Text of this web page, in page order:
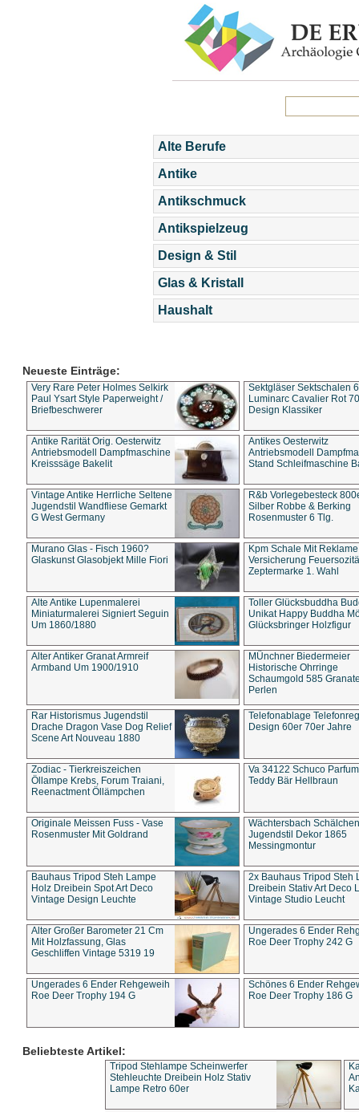
Alte Berufe
Antike
Antikschmuck
Antikspielzeug
Design & Stil
Glas & Kristall
Haushalt
Neueste Einträge:
Very Rare Peter Holmes Selkirk
Paul Ysart Style Paperweight /
Briefbeschwerer
Sektgläser Sektschalen
Luminarc Cavalier Rot
Design Klassiker
Antike Rarität Orig. Oesterwitz
Antriebsmodell Dampfmaschine
Kreisssäge Bakelit
Antikes Oesterwitz
Antriebsmodell
Stand Schleifmaschine
Vintage Antike Herrliche Seltene
Jugendstil Wandfliese Gemarkt
G West Germany
R&b Vorlegebesteck
Silber Robbe & Berking
Rosenmuster 6 Tlg.
Murano Glas - Fisch 1960?
Glaskunst Glasobjekt Mille Fiori
Kpm Schale Mit Reklame
Versicherung
Zeptermarke 1. Wahl
Alte Antike Lupenmalerei
Miniaturmalerei Signiert Seguin
Um 1860/1880
Toller Glücksbuddha
Unikat Happy Buddha
Glücksbringer Holzfigur
Alter Antiker Granat Armreif
Armband Um 1900/1910
MÜnchner Biedermeier
Historische Ohrringe
Schaumgold 585
Perlen
Rar Historismus Jugendstil
Drache Dragon Vase Dog Relief
Scene Art Nouveau 1880
Telefonablage
Design 60er 70er Jahre
Zodiac - Tierkreiszeichen
Öllampe Krebs, Forum Traiani,
Reenactment Öllämpchen
Va 34122 Schuco
Teddy Bär Hellbraun
Originale Meissen Fuss - Vase
Rosenmuster Mit Goldrand
Wächtersbach Schälchen
Jugendstil Dekor 1865
Messingmontur
Bauhaus Tripod Steh Lampe
Holz Dreibein Spot Art Deco
Vintage Design Leuchte
2x Bauhaus Tripod Steh
Dreibein Stativ Art Deco
Vintage Studio Leucht
Alter Großer Barometer 21 Cm
Mit Holzfassung, Glas
Geschliffen Vintage 5319 19
Ungerades 6 Ender
Roe Deer Trophy 242 G
Ungerades 6 Ender Rehgeweih
Roe Deer Trophy 194 G
Schönes 6 Ender
Roe Deer Trophy 186 G
Beliebteste Artikel:
Tripod Stehlampe Scheinwerfer
Stehleuchte Dreibein Holz Stativ
Lampe Retro 60er